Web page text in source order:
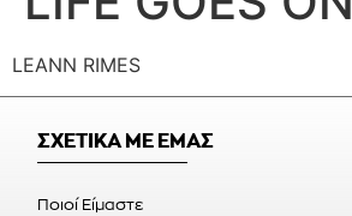
LEANN RIMES
ΣΧΕΤΙΚΑ ΜΕ ΕΜΑΣ
Ποιοί Είμαστε